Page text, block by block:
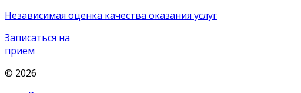
Независимая оценка качества оказания услуг
Записаться на
прием
© 2026